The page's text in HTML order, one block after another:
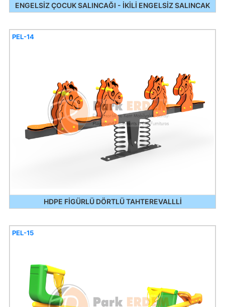
ENGELSİZ ÇOCUK SALINCAĞI - İKİLİ ENGELSİZ SALINCAK
HDPE FİGÜRLÜ DÖRTLÜ TAHTEREVALLLİ
PEL-14
PEL-15